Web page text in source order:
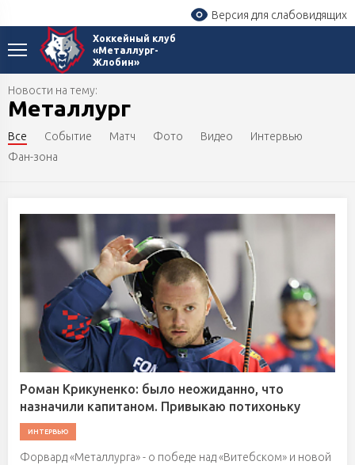
Версия для слабовидящих
Хоккейный клуб
«Металлург-
Жлобин»
Металлург
Новости на тему:
Все Событие Матч Фото Видео
Интервью
Фан-зона
Роман Крикуненко: было неожиданно, что
назначили капитаном. Привыкаю потихоньку
ИНТЕРВЬЮ
Форвард «Металлурга» - о победе над «Витебском» и новой